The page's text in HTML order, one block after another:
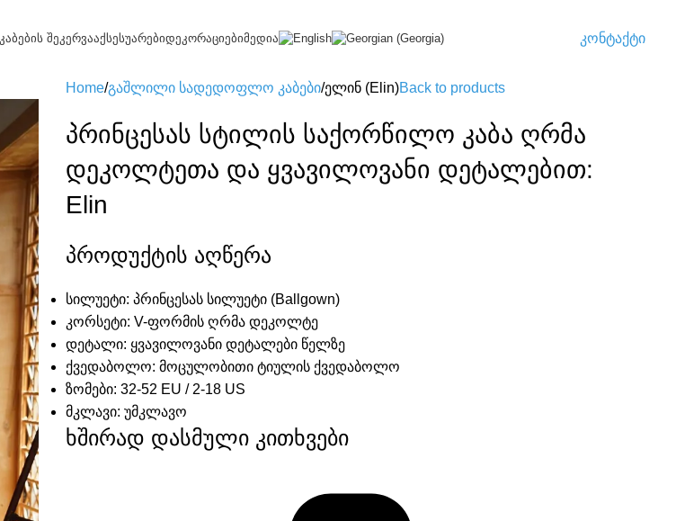
კაბების შეკერვააქსესუარებიდეკორაციებიმედია კონტაქტი
Home გაშლილი სადედოფლო კაბები ელინ (Elin)Back to products
პრინცესას სტილის საქორწილო კაბა ღრმა
დეკოლტეთა და ყვავილოვანი დეტალებით:
Elin
პროდუქტის აღწერა
სილუეტი: პრინცესას სილუეტი (Ballgown)
კორსეტი: V-ფორმის ღრმა დეკოლტე
დეტალი: ყვავილოვანი დეტალები წელზე
ქვედაბოლო: მოცულობითი ტიულის ქვედაბოლო
ზომები: 32-52 EU / 2-18 US
მკლავი: უმკლავო
ხშირად დასმული კითხვები